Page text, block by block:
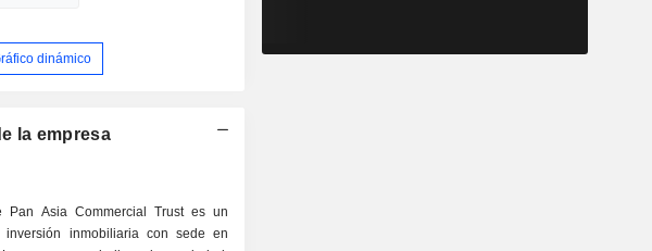
dinámico
la empresa
Pan Asia Commercial Trust es un
inversión inmobiliaria con sede en